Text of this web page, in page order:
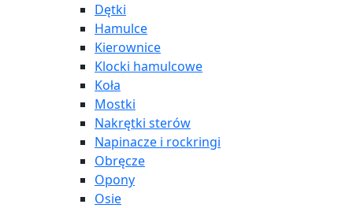
Dętki
Hamulce
Kierownice
Klocki hamulcowe
Koła
Mostki
Nakrętki sterów
Napinacze i rockringi
Obręcze
Opony
Osie